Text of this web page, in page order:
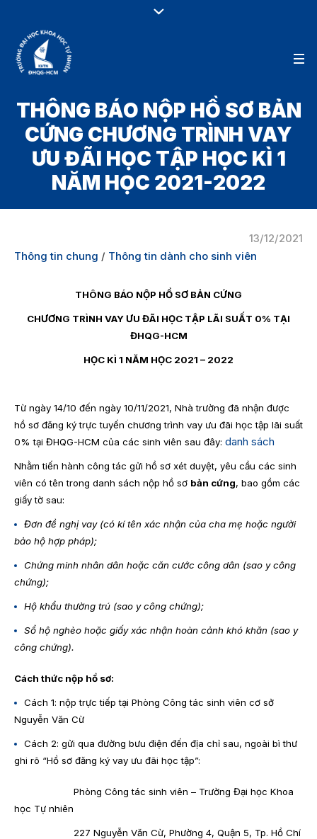
THÔNG BÁO NỘP HỒ SƠ BẢN
CỨNG CHƯƠNG TRÌNH VAY
ƯU ĐÃI HỌC TẬP HỌC KÌ 1
NĂM HỌC 2021-2022
13/12/2021
Thông tin chung / Thông tin dành cho sinh viên
THÔNG BÁO NỘP HỒ SƠ BẢN CỨNG
CHƯƠNG TRÌNH VAY ƯU ĐÃI HỌC TẬP LÃI SUẤT 0% TẠI
ĐHQG-HCM
HỌC KÌ 1 NĂM HỌC 2021 – 2022
Từ ngày 14/10 đến ngày 10/11/2021, Nhà trường đã nhận được
hồ sơ đăng ký trực tuyến chương trình vay ưu đãi học tập lãi suất
0% tại ĐHQG-HCM của các sinh viên sau đây: danh sách
Nhằm tiến hành công tác gửi hồ sơ xét duyệt, yêu cầu các sinh
viên có tên trong danh sách nộp hồ sơ bản cứng, bao gồm các
giấy tờ sau:
Đơn đề nghị vay (có kí tên xác nhận của cha mẹ hoặc người
bảo hộ hợp pháp);
Chứng minh nhân dân hoặc căn cước công dân (sao y công
chứng);
Hộ khẩu thường trú (sao y công chứng);
Sổ hộ nghèo hoặc giấy xác nhận hoàn cảnh khó khăn (sao y
công chứng).
Cách thức nộp hồ sơ:
Cách 1: nộp trực tiếp tại Phòng Công tác sinh viên cơ sở
Nguyễn Văn Cừ
Cách 2: gửi qua đường bưu điện đến địa chỉ sau, ngoài bì thư
ghi rõ “Hồ sơ đăng ký vay ưu đãi học tập”:
Phòng Công tác sinh viên – Trường Đại học Khoa
học Tự nhiên
227 Nguyễn Văn Cừ, Phường 4, Quận 5, Tp. Hồ Chí